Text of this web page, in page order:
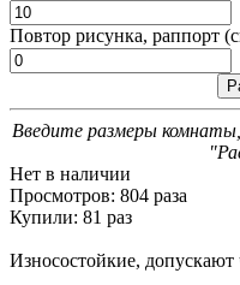
Повтор рисунка, раппорт
Введите размеры
Нет в наличии
Просмотров: 804 раза
Купили: 81 раз
Износостойкие, допускают